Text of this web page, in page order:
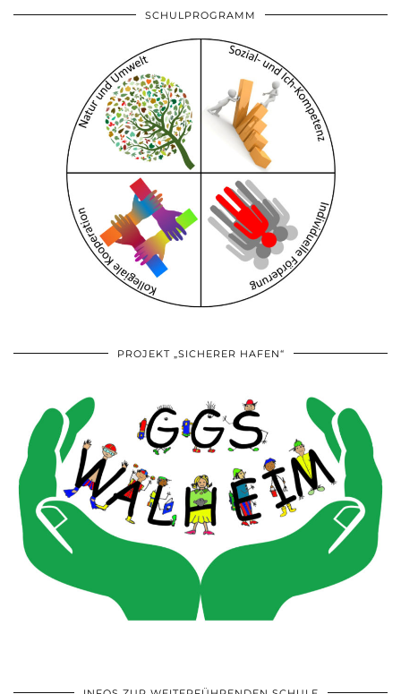
SCHULPROGRAMM
PROJEKT „SICHERER HAFEN“